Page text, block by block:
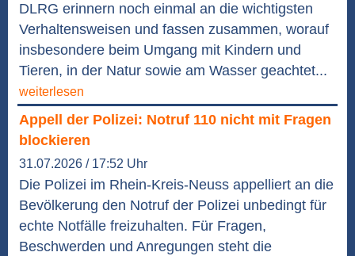
DLRG erinnern noch einmal an die wichtigsten
Verhaltensweisen und fassen zusammen, worauf
insbesondere beim Umgang mit Kindern und
Tieren, in der Natur sowie am Wasser geachtet...
weiterlesen
Appell der Polizei: Notruf 110 nicht mit Fragen
blockieren
31.07.2026 / 17:52 Uhr
Die Polizei im Rhein-Kreis-Neuss appelliert an die
Bevölkerung den Notruf der Polizei unbedingt für
echte Notfälle freizuhalten. Für Fragen,
Beschwerden und Anregungen steht die